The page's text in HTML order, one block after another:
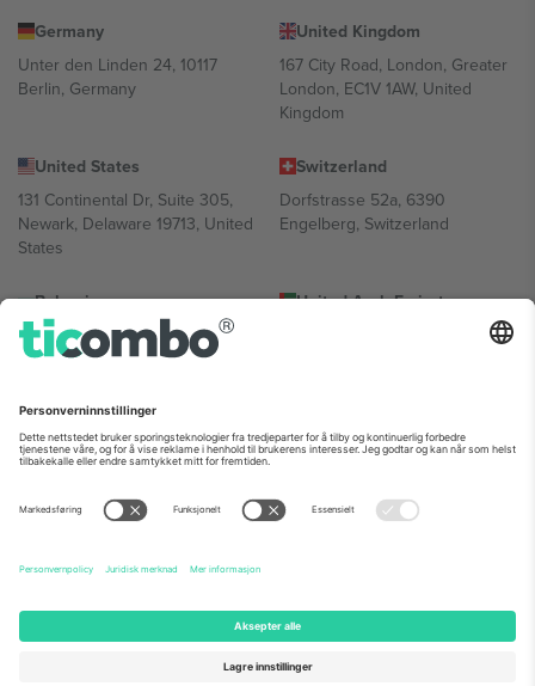
Germany
Unter den Linden 24, 10117
Berlin, Germany
United Kingdom
167 City Road, London, Greater
London, EC1V 1AW, United
Kingdom
United States
131 Continental Dr, Suite 305,
Newark, Delaware 19713, United
States
Switzerland
Dorfstrasse 52a, 6390
Engelberg, Switzerland
Bulgaria
Regus Sofia City West, bul
Totleben 53-55, 1606 Sofia,
United Arab Emirates
UAE Dubai Silicon Oasis, DDP
Mexico
Av Chapultepec 360, Roma
Norte, Cuauhtémoc, 06700
Ciudad de México, CDMX,
sted, begivenhet og/eller domene. For detaljer, sjekk spesifikke
arrangementsside, forlag og vilkår.,Firmainformasjon
2026 Ticombo. Alle rettigheter reservert.